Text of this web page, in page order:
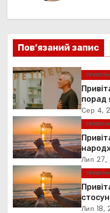
ц
я
з
а
п
и
с
і
Пов’язаний запис
порад
Сер 4,
Лип 27,
Лип 18,